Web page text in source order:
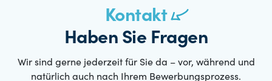
Kontakt
Haben Sie Fragen
Wir sind gerne jederzeit für Sie da – vor, während und
natürlich auch nach Ihrem Bewerbungsprozess.